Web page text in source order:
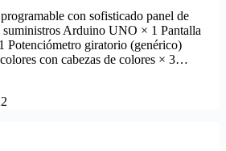
con sofisticado panel de
Arduino UNO × 1 Pantalla
Potenciómetro giratorio (genérico)
con cabezas de colores × 3…